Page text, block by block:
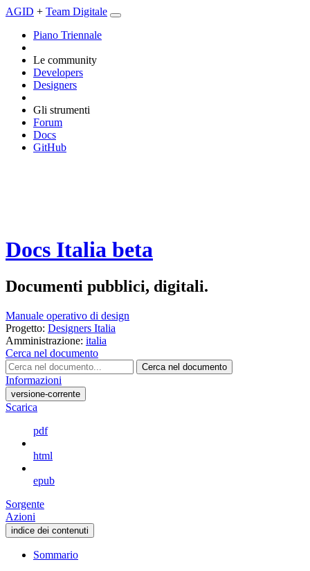
AGID + Team Digitale
Piano Triennale
Le community
Developers
Designers
Gli strumenti
Forum
Docs
GitHub
Docs Italia beta
Documenti pubblici, digitali.
Manuale operativo di design
Progetto: Designers Italia
Amministrazione: italia
Cerca nel documento
Cerca nel documento
Informazioni
versione-corrente
Scarica
pdf
html
epub
Sorgente
Azioni
indice dei contenuti
Sommario